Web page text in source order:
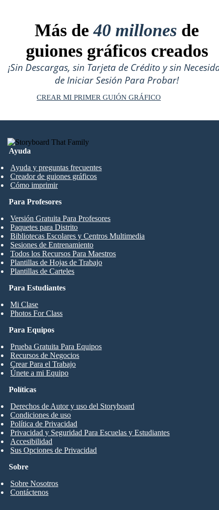
Más de40 millones de
guiones gráficos creados
¡Sin Descargas, sin Tarjeta de Crédito y sin
de Iniciar Sesión Para Probar!
CREAR MI PRIMER GUIÓN GRÁFICO
Ayuda
Ayuda y preguntas frecuentes
Creador de guiones gráficos
Cómo imprimir
Para Estudiantes
Mi Clase
Photos For Class
Para Profesores
Versión Gratuita Para Profesores
Paquetes para Distrito
Bibliotecas Escolares y Centros Multimedia
Sesiones de Entrenamiento
Todos los Recursos Para Maestros
Plantillas de Hojas de Trabajo
Plantillas de Carteles
Para Equipos
Prueba Gratuita Para Equipos
Recursos de Negocios
Crear Para el Trabajo
Únete a mi Equipo
Sobre
Sobre Nosotros
Contáctenos
Políticas
Derechos de Autor y uso del Storyboard
Condiciones de uso
Política de Privacidad
Privacidad y Seguridad Para Escuelas y Estudiantes
Accesibilidad
Sus Opciones de Privacidad